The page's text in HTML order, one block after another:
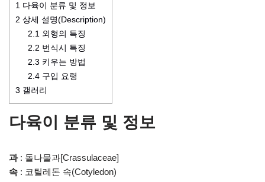
1 다육이 분류 및 정보
2 상세 설명(Description)
2.1 외형의 특징
2.2 번식시 특징
2.3 키우는 방법
2.4 구입 요령
3 갤러리
다육이 분류 및 정보
과: 돌나물과[Crassulaceae]
속 : 코틸레돈 속(Cotyledon)